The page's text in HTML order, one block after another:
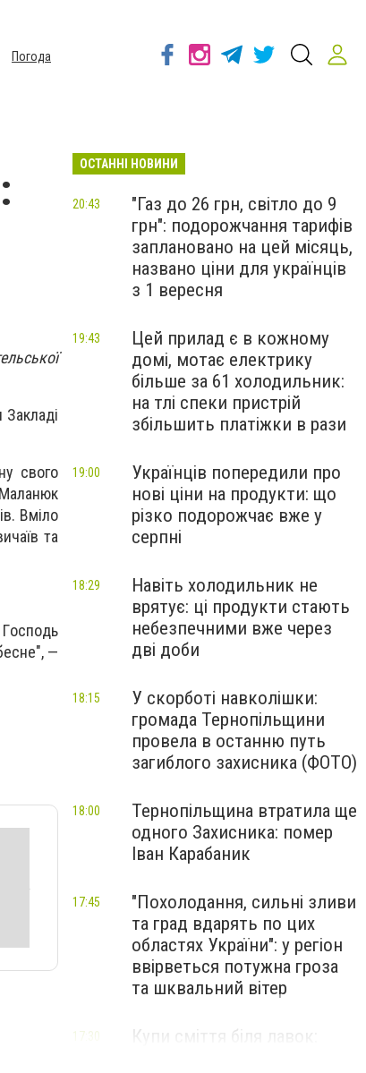
Погода
свoгo
Вмілo
тa
—
ОСТАННІ НОВИНИ
"Газ до 26 грн, світло до 9
грн": подорожчання тарифів
заплановано на цей місяць,
названо ціни для українців
з 1 вересня
20:43
Цей прилад є в кожному
домі, мотає електрику
більше за 61 холодильник:
на тлі спеки пристрій
збільшить платіжки в рази
19:43
Українців попередили про
нові ціни на продукти: що
різко подорожчає вже у
серпні
19:00
Навіть холодильник не
врятує: ці продукти стають
небезпечними вже через
дві доби
18:29
У скорботі навколішки:
громада Тернопільщини
провела в останню путь
загиблого захисника (ФОТО)
18:15
Тернопільщина втратила ще
одного Захисника: помер
Іван Карабаник
18:00
"Похолодання, сильні зливи
та град вдарять по цих
областях України": у регіон
ввірветься потужна гроза
та шквальний вітер
17:45
Купи сміття біля лавок:
17:30